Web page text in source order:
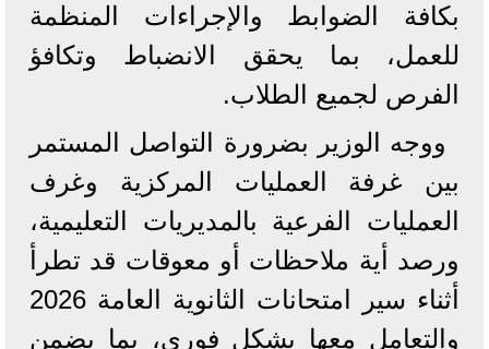
بكافة الضوابط والإجراءات المنظمة
للعمل، بما يحقق الانضباط وتكافؤ
الفرص لجميع الطلاب.
ووجه الوزير بضرورة التواصل المستمر
بين غرفة العمليات المركزية وغرف
العمليات الفرعية بالمديريات التعليمية،
ورصد أية ملاحظات أو معوقات قد تطرأ
أثناء سير امتحانات الثانوية العامة 2026
والتعامل معها بشكل فوري، بما يضمن